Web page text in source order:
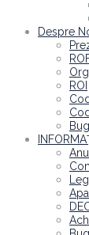
Despre
ROI